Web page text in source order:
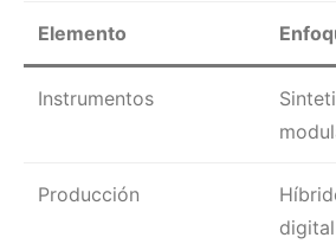
Elemento
Instrumentos
Producción
digital